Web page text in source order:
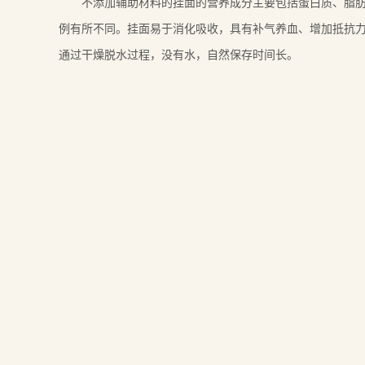
例有所不同。挂面易于消化吸收，具有补气养血、增加抵抗
通过干燥脱水过程，没有水，自然保存时间长。